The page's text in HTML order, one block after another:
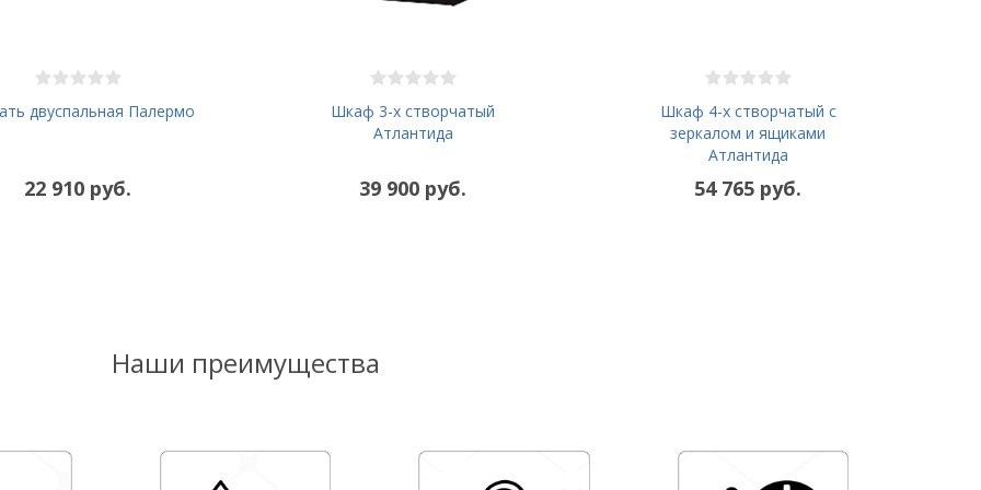
двуспальная Палермо
22 910 руб.
Шкаф 3-х створчатый
Атлантида
39 900 руб.
Шкаф 4-х створчатый с
зеркалом и ящиками
Атлантида
54 765 руб.
Наши преимущества